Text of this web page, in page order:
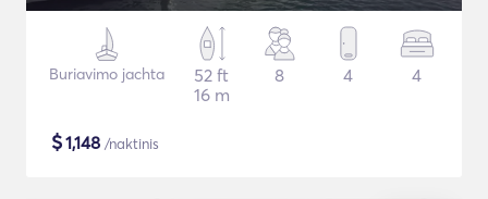
Buriavimo jachta
52 ft
16 m
8 4 4
$1,148 /naktinis